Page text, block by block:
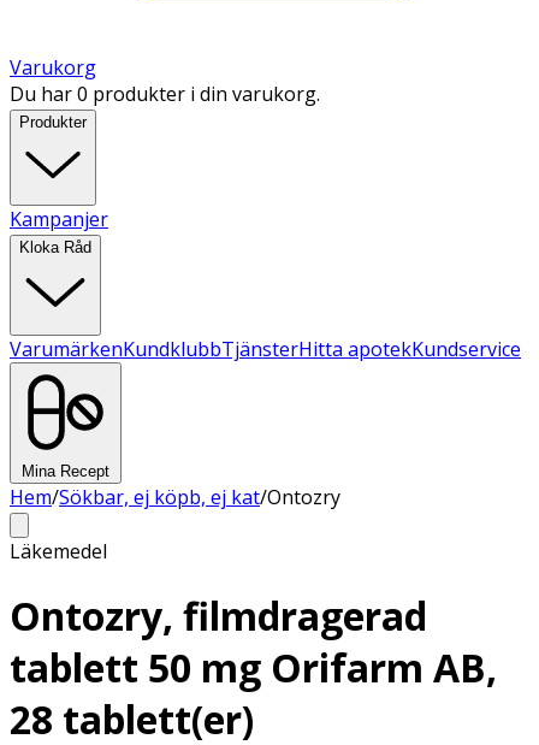
Varukorg
Du har 0 produkter i din varukorg.
Produkter
Kampanjer
Kloka Råd
VarumärkenKundklubbTjänsterHitta apotekKundservice
Mina Recept
Hem/Sökbar, ej köpb, ej kat/Ontozry
Läkemedel
Ontozry, filmdragerad
tablett 50 mg Orifarm AB,
28 tablett(er)